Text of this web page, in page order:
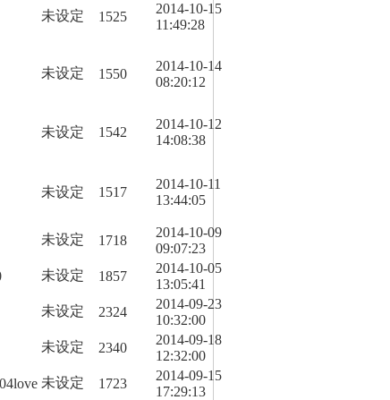
未设定 1525
2014-10-15
11:49:28
未设定 1550
2014-10-14
08:20:12
未设定 1542
2014-10-12
14:08:38
未设定 1517
2014-10-11
13:44:05
未设定 1718
2014-10-09
09:07:23
未设定 1857
2014-10-05
13:05:41
未设定 2324
2014-09-23
10:32:00
未设定 2340
2014-09-18
12:32:00
未设定 1723
2014-09-15
17:29:13